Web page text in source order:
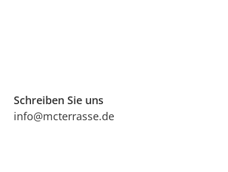
Schreiben Sie uns
info@mcterrasse.de